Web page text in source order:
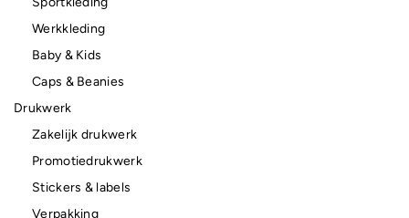
Werkkleding
Baby & Kids
Caps & Beanies
Drukwerk
Zakelijk drukwerk
Promotiedrukwerk
Stickers & labels
Verpakking